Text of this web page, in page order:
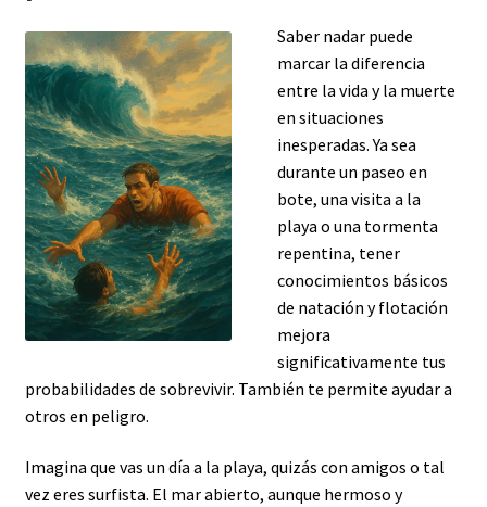
Saber nadar puede
marcar la diferencia
entre la vida y la muerte
en situaciones
inesperadas. Ya sea
durante un paseo en
bote, una visita a la
playa o una tormenta
repentina, tener
conocimientos básicos
de natación y flotación
mejora
significativamente tus
probabilidades de sobrevivir. También te permite ayudar a
otros en peligro.
Imagina que vas un día a la playa, quizás con amigos o tal
vez eres surfista. El mar abierto, aunque hermoso y